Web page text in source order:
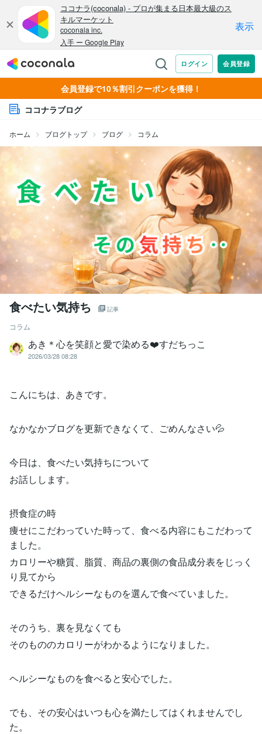
会員登録で10％割引クーポンを獲得！
ココナラブログ
ホーム ブログトップ ブログ コラム
食べたい気持ち 記事
コラム
あき＊心を笑顔と愛で染める❤️すだちっこ
2026/03/28 08:28
こんにちは、あきです。
なかなかブログを更新できなくて、ごめんなさい💦
今日は、食べたい気持ちについて
お話しします。
摂食症の時
痩せにこだわっていた時って、食べる内容にもこだわって
ました。
カロリーや糖質、脂質、商品の裏側の食品成分表をじっく
り見てから
できるだけヘルシーなものを選んで食べていました。
そのうち、裏を見なくても
そのもののカロリーがわかるようになりました。
ヘルシーなものを食べると安心でした。
でも、その安心はいつも心を満たしてはくれませんでし
た。